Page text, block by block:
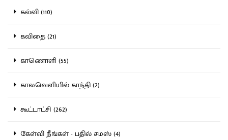
கல்வி (110)
கவிதை (21)
காணொளி (55)
காலவெளியில் காந்தி (2)
கூட்டாட்சி (262)
கேள்வி நீங்கள் - பதில் சமஸ் (4)